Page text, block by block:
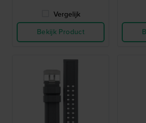
Vergelijk
Bekijk Product